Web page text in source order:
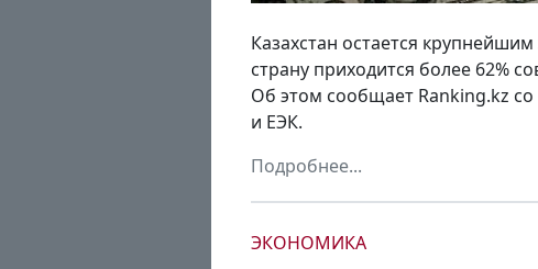
Казахстан остается
страну приходится более 62%
Об этом сообщает Ranking.kz
и ЕЭК.
Подробнее...
ЭКОНОМИКА